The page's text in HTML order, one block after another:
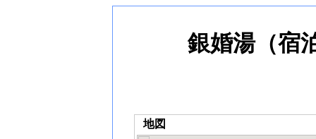
銀婚湯（宿
地図